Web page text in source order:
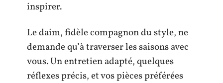
inspirer.
Le daim, fidèle compagnon du style, ne
demande qu’à traverser les saisons avec
vous. Un entretien adapté, quelques
réflexes précis, et vos pièces préférées